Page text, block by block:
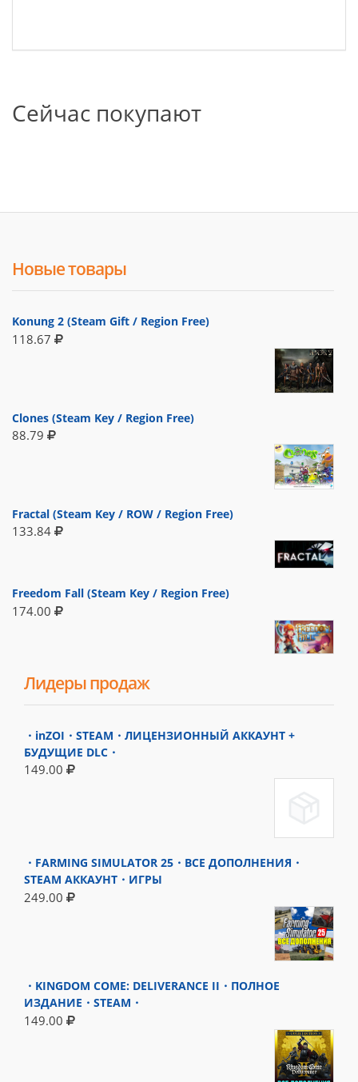
Сейчас покупают
Новые товары
Konung 2 (Steam Gift / Region Free)
118.67
Clones (Steam Key / Region Free)
88.79
Fractal (Steam Key / ROW / Region Free)
133.84
Freedom Fall (Steam Key / Region Free)
174.00
Лидеры продаж
・inZOI・STEAM・ЛИЦЕНЗИОННЫЙ АККАУНТ +
БУДУЩИЕ DLC・
149.00
・FARMING SIMULATOR 25・ВСЕ ДОПОЛНЕНИЯ・
STEAM АККАУНТ・ИГРЫ
249.00
・KINGDOM COME: DELIVERANCE II・ПОЛНОЕ
ИЗДАНИЕ・STEAM・
149.00